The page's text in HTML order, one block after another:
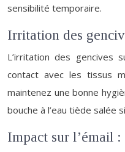
sensibilité temporaire.
Irritation des
L’irritation des gencives
contact avec les tissus
maintenez une bonne
bouche à l’eau tiède salée
Impact sur l’émail :